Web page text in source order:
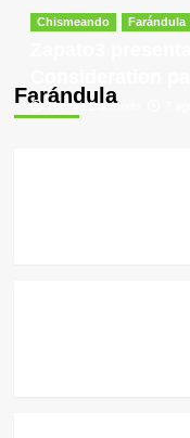
Farándula
Chismeando Farándula
Prensa Dateando